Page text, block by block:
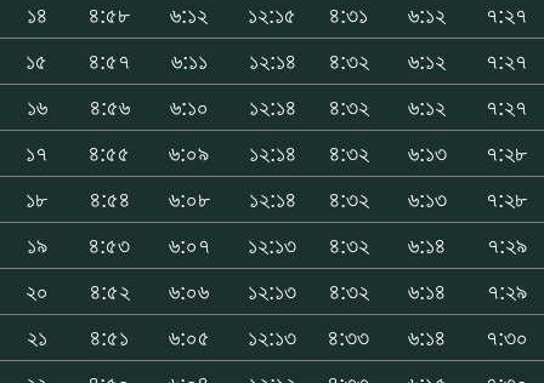
১৪
৪:৫৮ ৬:১২ ১২:১৫ ৪:৩১ ৬:১২
৭:২৭
১৫
৪:৫৭ ৬:১১ ১২:১৪ ৪:৩২ ৬:১২
৭:২৭
১৬
৪:৫৬ ৬:১০ ১২:১৪ ৪:৩২ ৬:১২
৭:২৭
১৭
৪:৫৫ ৬:০৯ ১২:১৪ ৪:৩২ ৬:১৩
৭:২৮
১৮
৪:৫৪ ৬:০৮ ১২:১৪ ৪:৩২ ৬:১৩
৭:২৮
১৯
৪:৫৩ ৬:০৭ ১২:১৩ ৪:৩২ ৬:১৪
৭:২৯
২০
৪:৫২ ৬:০৬ ১২:১৩ ৪:৩২ ৬:১৪
৭:২৯
২১
৪:৫১ ৬:০৫ ১২:১৩ ৪:৩৩ ৬:১৪
৭:৩০